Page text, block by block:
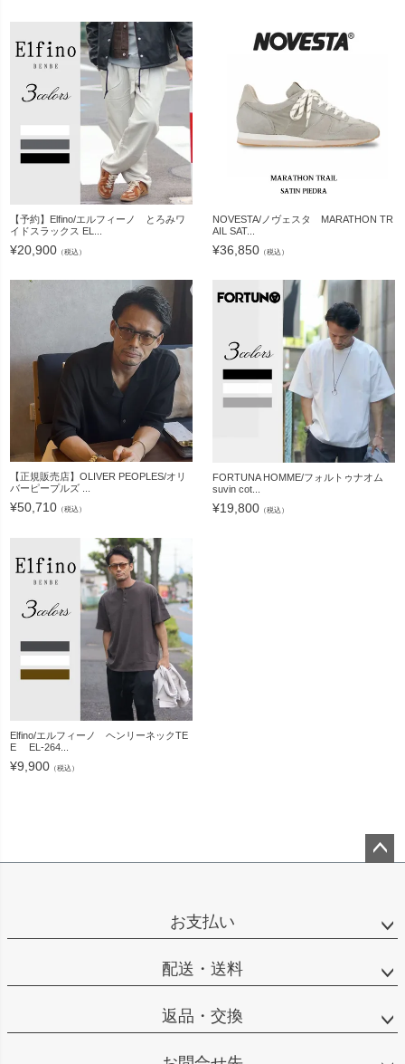
【予約】Elfino/エルフィーノ とろみワ
イドスラックス EL...
¥20,900 （税込）
NOVESTA/ノヴェスタ MARATHON TR
AIL SAT...
¥36,850 （税込）
【正規販売店】OLIVER PEOPLES/オリ
バーピープルズ ...
¥50,710 （税込）
FORTUNA HOMME/フォルトゥナオム
suvin cot...
¥19,800 （税込）
Elfino/エルフィーノ ヘンリーネックTE
E EL-264...
¥9,900 （税込）
お支払い
配送・送料
返品・交換